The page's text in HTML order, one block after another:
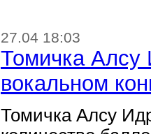
27.04 18:03
Томичка Алсу
вокальном
Томичка Алсу